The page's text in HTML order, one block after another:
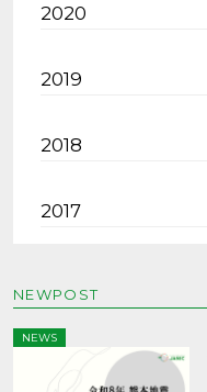
2020
2019
2018
2017
NEWPOST
NEWS